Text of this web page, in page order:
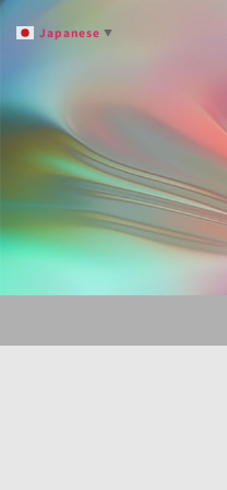
Japanese ▼